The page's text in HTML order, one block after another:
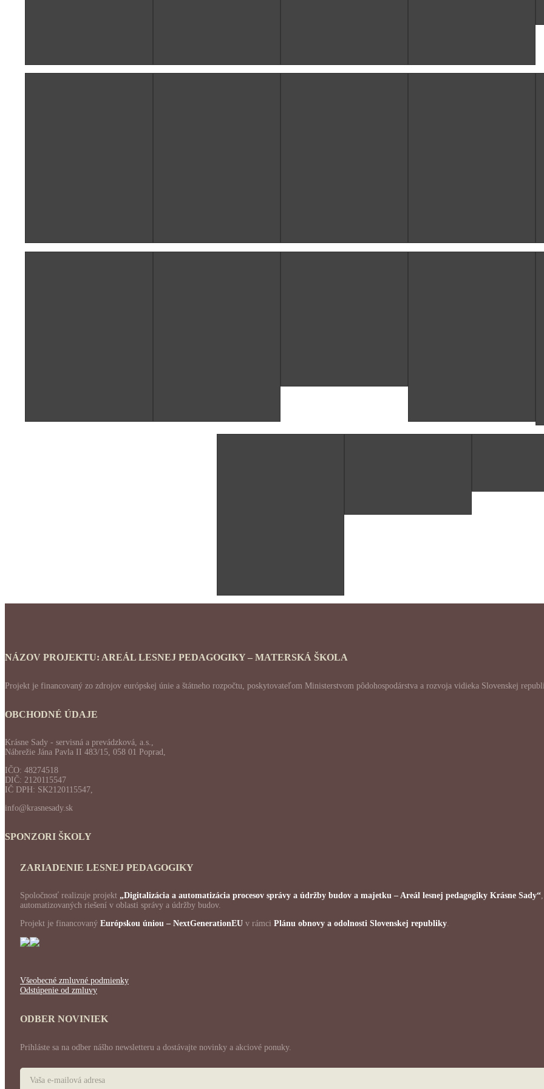
NÁZOV PROJEKTU: AREÁL LESNEJ PEDAGOGIKY – MATERSKÁ ŠKOLA
Projekt je financovaný zo zdrojov európskej únie a štátneho rozpočtu, poskytovateľom Ministerstvom pôdohospodárstva a rozvoja vidieka Slovenskej
OBCHODNÉ ÚDAJE
Krásne Sady - servisná a prevádzková, a.s.,
Nábrežie Jána Pavla II 483/15, 058 01 Poprad,
IČO: 48274518
DIČ: 2120115547
IČ DPH: SK2120115547,
info@krasnesady.sk
SPONZORI ŠKOLY
ZARIADENIE LESNEJ PEDAGOGIKY
Spoločnosť realizuje projekt „Digitalizácia a automatizácia procesov správy a údržby budov a majetku – Areál lesnej pedagogiky Krásne Sady“
automatizovaných riešení v oblasti správy a údržby budov.
Projekt je financovaný Európskou úniou – NextGenerationEU v rámci Plánu obnovy a odolnosti Slovenskej republiky.
Všeobecné zmluvné podmienky
Odstúpenie od zmluvy
ODBER NOVINIEK
Prihláste sa na odber nášho newsletteru a dostávajte novinky a akciové ponuky.